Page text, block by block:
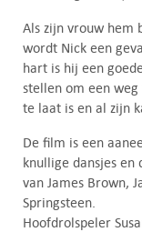
Als zijn vrouw hem
wordt Nick een
hart is hij een
stellen om een
te laat is en al zijn
De film is een
knullige dansjes en
van James Brown,
Springsteen.
Hoofdrolspeler